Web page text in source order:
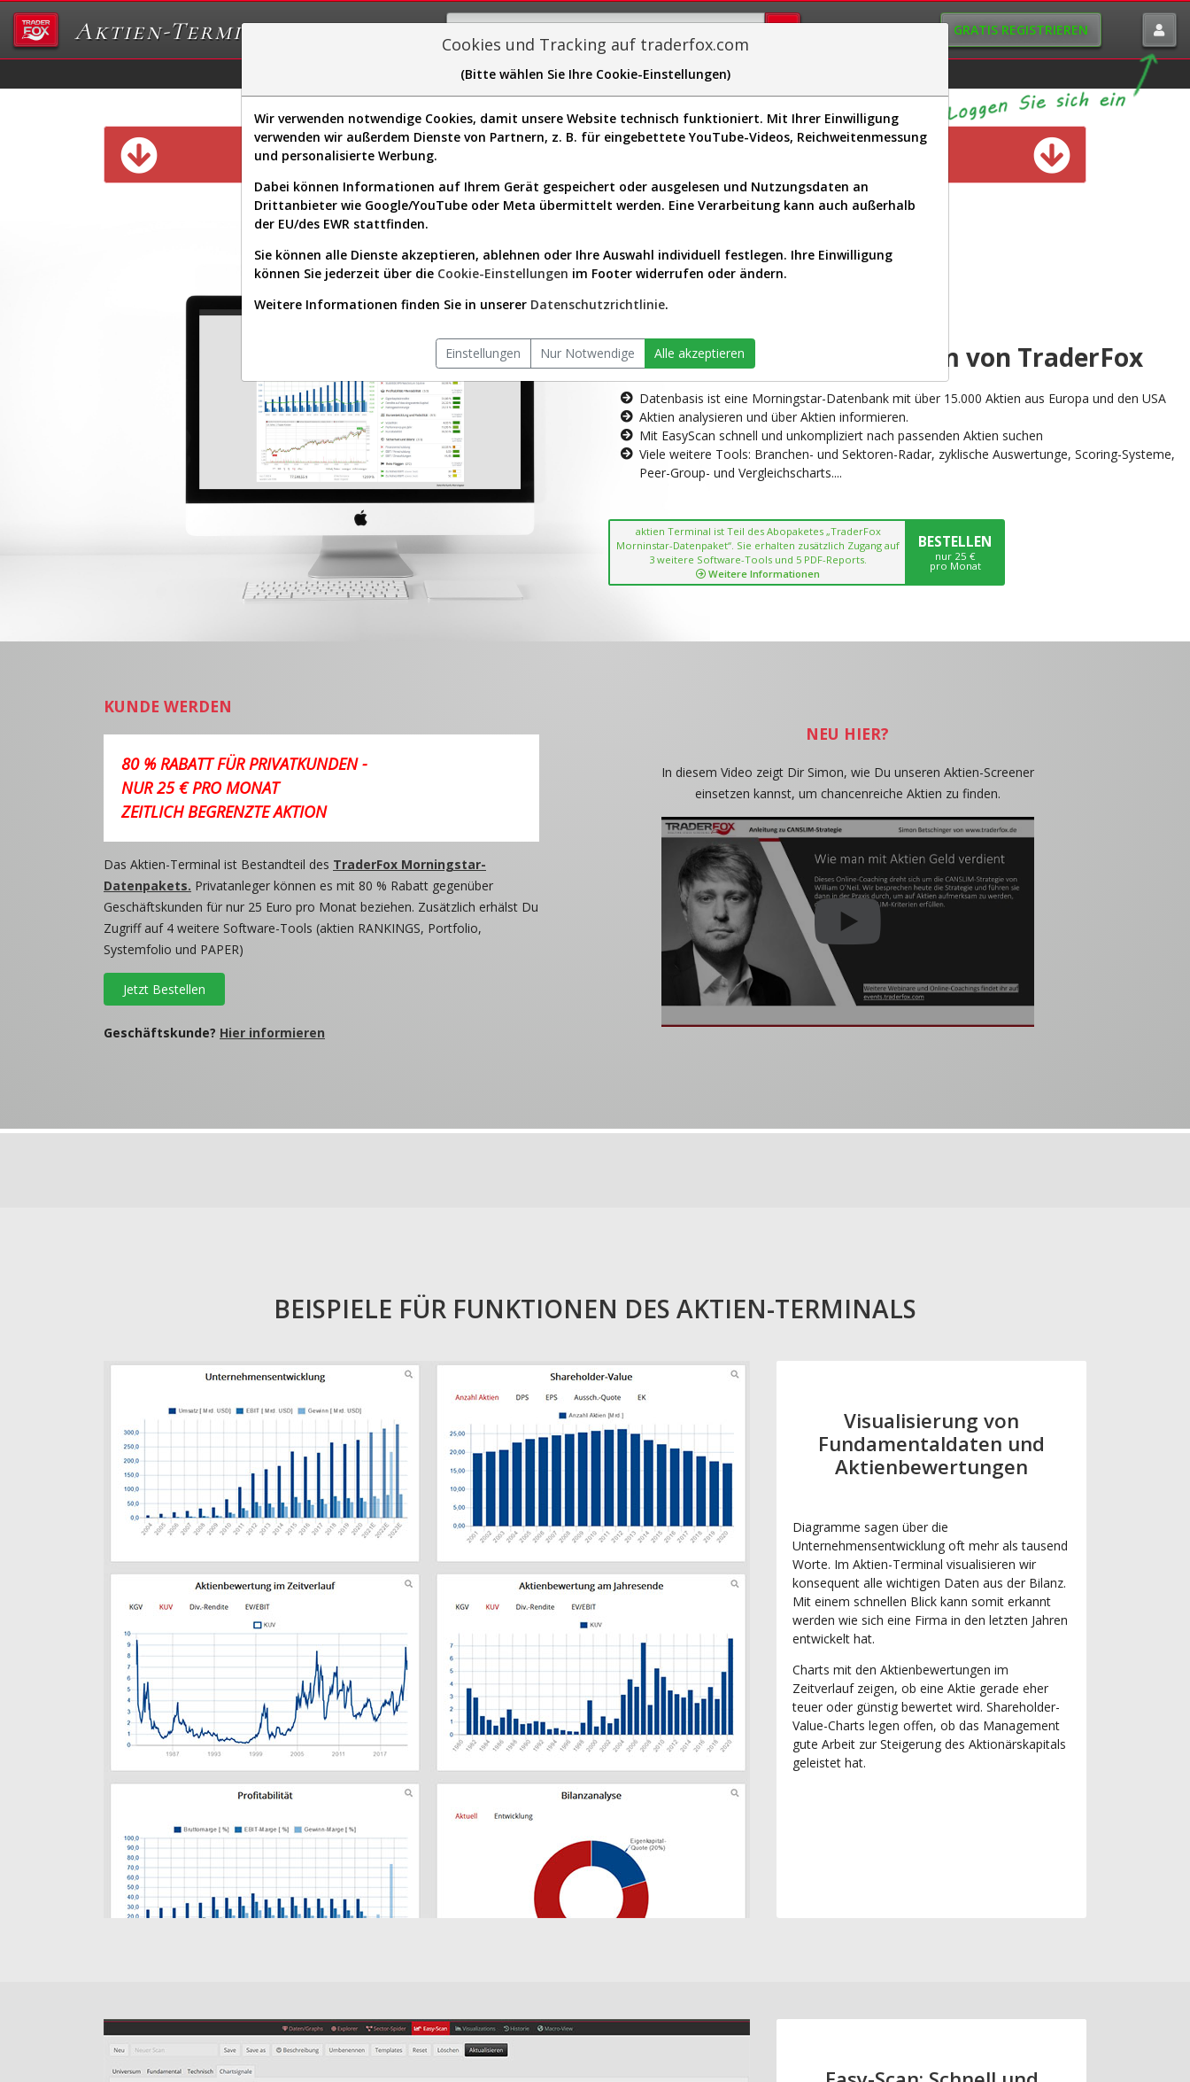
Aktien-Terminal GRATIS REGISTRIEREN
Sector-Spider Easy-Scan Visualizations
Diese Funktion ist nur für Premium-Kunden verfügbar
AKTIEN-TERMINAL
Die Aktienanalyse-Plattform von TraderFox
Datenbasis ist eine Morningstar-Datenbank mit über 15.000 Aktien aus Europa und den USA
Aktien analysieren und über Aktien informieren.
Mit EasyScan schnell und unkompliziert nach passenden Aktien suchen
Viele weitere Tools: Branchen- und Sektoren-Radar, zyklische Auswertunge, Scoring-Systeme,
Peer-Group- und Vergleichscharts....
aktien Terminal ist Teil des Abopaketes „TraderFox
Morninstar-Datenpaket“. Sie erhalten zusätzlich Zugang auf
3 weitere Software-Tools und 5 PDF-Reports.
Weitere Informationen
BESTELLEN
nur 25 €
pro Monat
KUNDE WERDEN
80 % RABATT FÜR PRIVATKUNDEN -
NUR 25 € PRO MONAT
ZEITLICH BEGRENZTE AKTION
Das Aktien-Terminal ist Bestandteil des TraderFox Morningstar-
Datenpakets. Privatanleger können es mit 80 % Rabatt gegenüber
Geschäftskunden für nur 25 Euro pro Monat beziehen. Zusätzlich erhälst Du
Zugriff auf 4 weitere Software-Tools (aktien RANKINGS, Portfolio,
Systemfolio und PAPER)
Jetzt Bestellen
Geschäftskunde? Hier informieren
NEU HIER?
In diesem Video zeigt Dir Simon, wie Du unseren Aktien-Screener
einsetzen kannst, um chancenreiche Aktien zu finden.
BEISPIELE FÜR FUNKTIONEN DES AKTIEN-TERMINALS
Visualisierung von
Fundamentaldaten und
Aktienbewertungen
Diagramme sagen über die
Unternehmensentwicklung oft mehr als tausend
Worte. Im Aktien-Terminal visualisieren wir
konsequent alle wichtigen Daten aus der Bilanz.
Mit einem schnellen Blick kann somit erkannt
werden wie sich eine Firma in den letzten Jahren
entwickelt hat.
Charts mit den Aktienbewertungen im
Zeitverlauf zeigen, ob eine Aktie gerade eher
teuer oder günstig bewertet wird. Shareholder-
Value-Charts legen offen, ob das Management
gute Arbeit zur Steigerung des Aktionärskapitals
geleistet hat.
Cookies und Tracking auf traderfox.com
(Bitte wählen Sie Ihre Cookie-Einstellungen)
Wir verwenden notwendige Cookies, damit unsere Website technisch funktioniert. Mit Ihrer Einwilligung
verwenden wir außerdem Dienste von Partnern, z. B. für eingebettete YouTube-Videos, Reichweitenmessung
und personalisierte Werbung.
Dabei können Informationen auf Ihrem Gerät gespeichert oder ausgelesen und Nutzungsdaten an
Drittanbieter wie Google/YouTube oder Meta übermittelt werden. Eine Verarbeitung kann auch außerhalb
der EU/des EWR stattfinden.
Sie können alle Dienste akzeptieren, ablehnen oder Ihre Auswahl individuell festlegen. Ihre Einwilligung
können Sie jederzeit über die Cookie-Einstellungen im Footer widerrufen oder ändern.
Weitere Informationen finden Sie in unserer Datenschutzrichtlinie.
Einstellungen Nur Notwendige Alle akzeptieren